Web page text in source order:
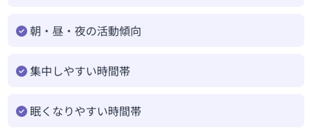
朝・昼・夜の活動傾向
集中しやすい時間帯
眠くなりやすい時間帯